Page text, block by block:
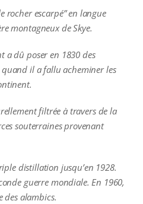
rocher escarpé” en langue
montagneux de Skye.
a dû poser en 1830 des
il a fallu acheminer les
filtrée à travers de la
souterraines provenant
distillation jusqu’en 1928.
guerre mondiale. En 1960,
des alambics.